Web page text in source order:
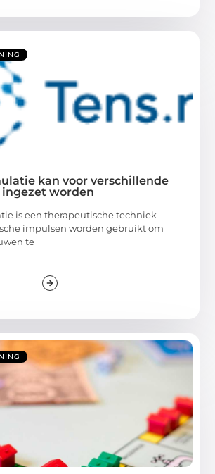
kan voor verschillende
worden
is een therapeutische techniek
impulsen worden gebruikt om
te